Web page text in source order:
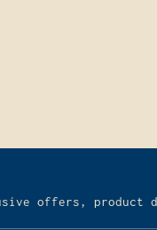
offers, product